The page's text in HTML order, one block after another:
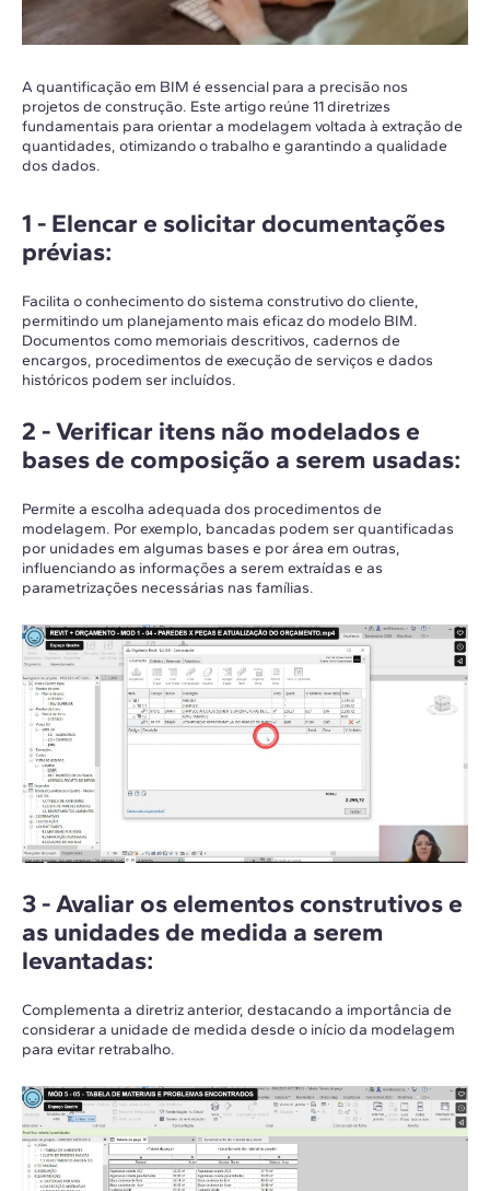
A quantificação em BIM é essencial para a precisão nos
projetos de construção. Este artigo reúne 11 diretrizes
fundamentais para orientar a modelagem voltada à extração de
quantidades, otimizando o trabalho e garantindo a qualidade
dos dados.
1 - Elencar e solicitar documentações
prévias:
Facilita o conhecimento do sistema construtivo do cliente,
permitindo um planejamento mais eficaz do modelo BIM.
Documentos como memoriais descritivos, cadernos de
encargos, procedimentos de execução de serviços e dados
históricos podem ser incluídos.
2 -Verificar itens não modelados e
bases de composição a serem usadas:
Permite a escolha adequada dos procedimentos de
modelagem. Por exemplo, bancadas podem ser quantificadas
por unidades em algumas bases e por área em outras,
influenciando as informações a serem extraídas e as
parametrizações necessárias nas famílias.
3 -Avaliar os elementos construtivos e
as unidades de medida a serem
levantadas:
Complementa a diretriz anterior, destacando a importância de
considerar a unidade de medida desde o início da modelagem
para evitar retrabalho.